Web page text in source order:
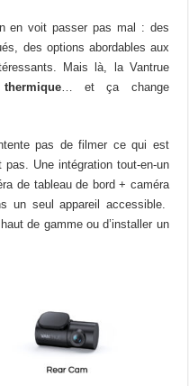
en voit passer pas mal : des
des options abordables aux
Mais là, la Vantrue
… et ça change
pas de filmer ce qui est
Une intégration tout-en-un
de tableau de bord + caméra
un seul appareil accessible.
de gamme ou d’installer un